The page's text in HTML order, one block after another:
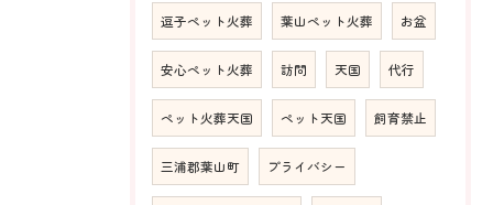
逗子ペット火葬 葉山ペット火葬 お盆
安心ペット火葬 訪問 天国 代行
ペット火葬天国 ペット天国 飼育禁止
三浦郡葉山町 プライバシー